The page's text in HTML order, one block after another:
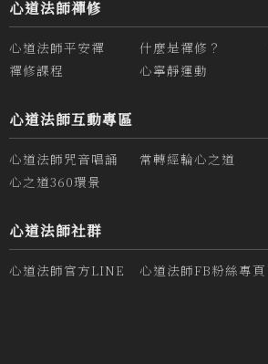
心道法師禪修
心道法師平安禪 什麼是禪修？
禪修課程
心寧靜運動
心道法師互動專區
心道法師咒音唱誦 常轉經輪心之道
心之道360環景
心道法師社群
心道法師官方LINE 心道法師FB粉絲專頁